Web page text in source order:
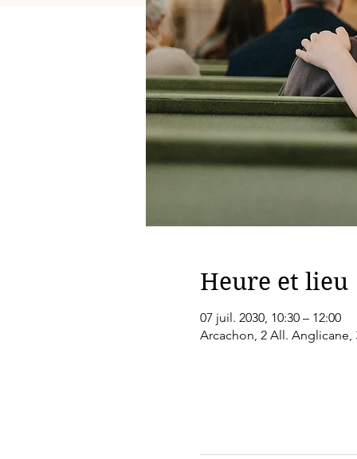
Heure et lieu
07 juil. 2030, 10:30 – 12:00
Arcachon, 2 All. Anglicane,